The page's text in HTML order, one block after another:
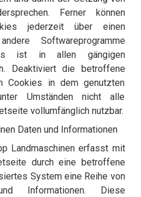
Ferner können
jederzeit über einen
Softwareprogramme
ist in allen gängigen
Deaktiviert die betroffene
Cookies in dem genutzten
Umständen nicht alle
vollumfänglich nutzbar.
Daten und Informationen
Landmaschinen erfasst mit
durch eine betroffene
System eine Reihe von
Informationen. Diese